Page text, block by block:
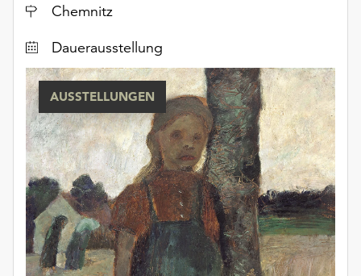
anpassen,
erreichen
Sie
die
Einstellungen
über
die
Schaltfläche
„Auswählen“.
Weitere
Informationen
finden
Sie
Ort
Chemnitz
Dauerausstellung
AUSSTELLUNGEN